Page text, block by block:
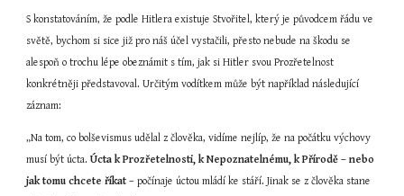
S konstatováním, že podle Hitlera existuje Stvořitel, který je původcem řádu ve
světě, bychom si sice již pro náš účel vystačili, přesto nebude na škodu se
alespoň o trochu lépe obeznámit s tím, jak si Hitler svou Prozřetelnost
konkrétněji představoval. Určitým vodítkem může být například následující
záznam:
„Na tom, co bolševismus udělal z člověka, vidíme nejlíp, že na počátku výchovy
musí být úcta. Úcta k Prozřetelnosti, k Nepoznatelnému, k Přírodě – nebo
jak tomu chcete říkat – počínaje úctou mládí ke stáří. Jinak se z člověka stane